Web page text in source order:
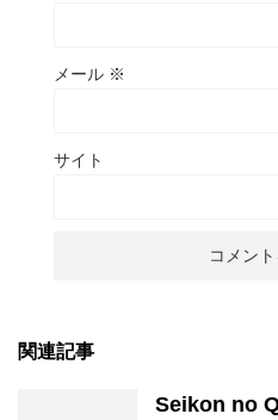
メール ※
サイト
関連記事
Seikon no